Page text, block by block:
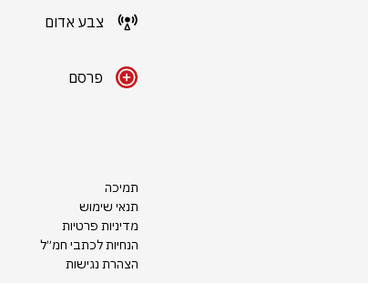
צבע אדום
פרסם
תמיכה
תנאי שימוש
מדיניות פרטיות
הנחיות לכתבי חמ״ל
הצהרת נגישות